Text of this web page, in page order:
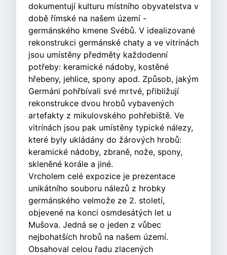
dokumentují kulturu místního obyvatelstva v
době římské na našem území -
germánského kmene Svébů. V idealizované
rekonstrukci germánské chaty a ve vitrínách
jsou umístěny předměty každodenní
potřeby: keramické nádoby, kostěné
hřebeny, jehlice, spony apod. Způsob, jakým
Germáni pohřbívali své mrtvé, přibližují
rekonstrukce dvou hrobů vybavených
artefakty z mikulovského pohřebiště. Ve
vitrínách jsou pak umístěny typické nálezy,
které byly ukládány do žárových hrobů:
keramické nádoby, zbraně, nože, spony,
skleněné korále a jiné.
Vrcholem celé expozice je prezentace
unikátního souboru nálezů z hrobky
germánského velmože ze 2. století,
objevené na konci osmdesátých let u
Mušova. Jedná se o jeden z vůbec
nejbohatších hrobů na našem území.
Obsahoval celou řadu zlacených